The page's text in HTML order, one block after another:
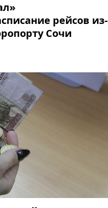
рейсов из-
Сочи